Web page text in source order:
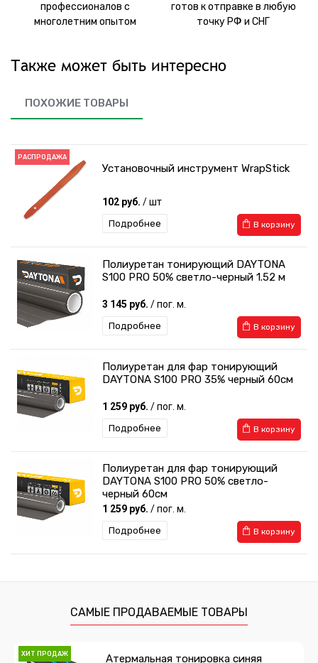
профессионалов с
многолетним опытом
готов к отправке в любую
точку РФ и СНГ
Также может быть интересно
ПОХОЖИЕ ТОВАРЫ
РАСПРОДАЖА
Установочный инструмент WrapStick
102 руб. / шт
В корзину
Подробнее
Полиуретан тонирующий DAYTONA
S100 PRO 50% светло-черный 1.52 м
3 145 руб. / пог. м.
В корзину
Подробнее
Полиуретан для фар тонирующий
DAYTONA S100 PRO 35% черный 60см
1 259 руб. / пог. м.
В корзину
Подробнее
Полиуретан для фар тонирующий
DAYTONA S100 PRO 50% светло-
черный 60см
1 259 руб. / пог. м.
В корзину
Подробнее
DAYTONA S100 PRO 50% светло-
629 руб./ пог. м.
САМЫЕ ПРОДАВАЕМЫЕ ТОВАРЫ
ХИТ ПРОДАЖ
Атермальная тонировка синяя